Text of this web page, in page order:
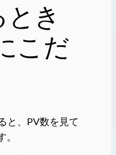
き
こだ
と、PV数を見て